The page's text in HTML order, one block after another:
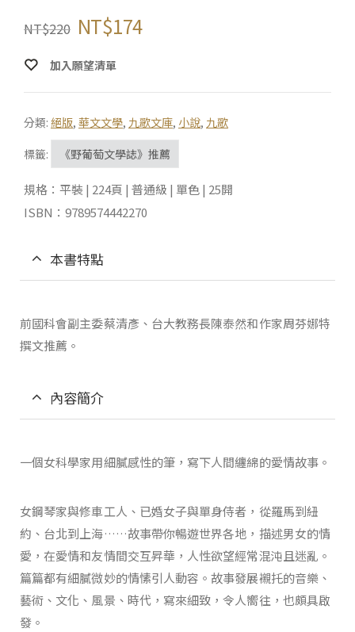
NT$220 NT$174
加入願望清單
分類: 絕版, 華文文學, 九歌文庫, 小說, 九歌
標籤:
《野葡萄文學誌》推薦
規格：平裝 | 224頁 | 普通級 | 單色 | 25開
ISBN：9789574442270
本書特點
前國科會副主委蔡清彥、台大教務長陳泰然和作家周芬娜特
撰文推薦。
內容簡介
一個女科學家用細膩感性的筆，寫下人間纏綿的愛情故事。
女鋼琴家與修車工人、已婚女子與單身侍者，從羅馬到紐
約、台北到上海……故事帶你暢遊世界各地，描述男女的情
愛，在愛情和友情間交互昇華，人性欲望經常混沌且迷亂。
篇篇都有細膩微妙的情愫引人動容。故事發展襯托的音樂、
藝術、文化、風景、時代，寫來細致，令人嚮往，也頗具啟
發。